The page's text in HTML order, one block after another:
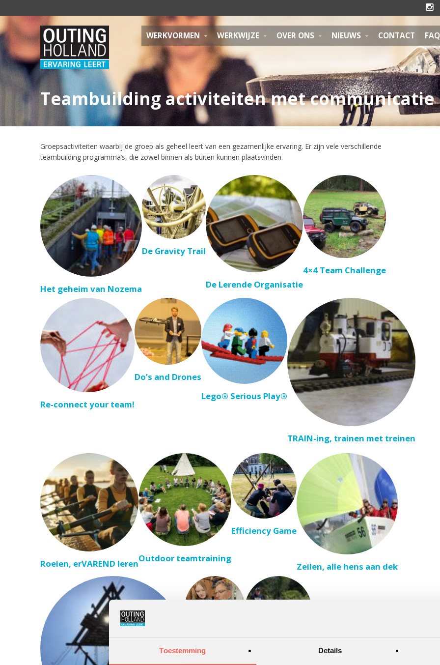
Toestemming Details

WERKVORMEN WERKWIJZE OVER ONS NIEUWS CONTACT FAQ
Teambuildingactiviteiten metcommunicatie
Groepsactiviteiten waarbij de groep als geheel leert van een gezamenlijke ervaring. Er zijn vele verschillende
teambuilding programma’s, die zowel binnen als buiten kunnen plaatsvinden.
Het geheim van Nozema
De Gravity Trail
De Lerende Organisatie
4×4 Team Challenge
Re-connect your team!
Do’s and Drones
Lego® Serious Play®
TRAIN-ing, trainen met treinen
Roeien, erVAREND lerenOutdoor teamtraining
Efficiency Game
Zeilen, alle hens aan dek
De Filmfabriek
Vliegtuigfabriek